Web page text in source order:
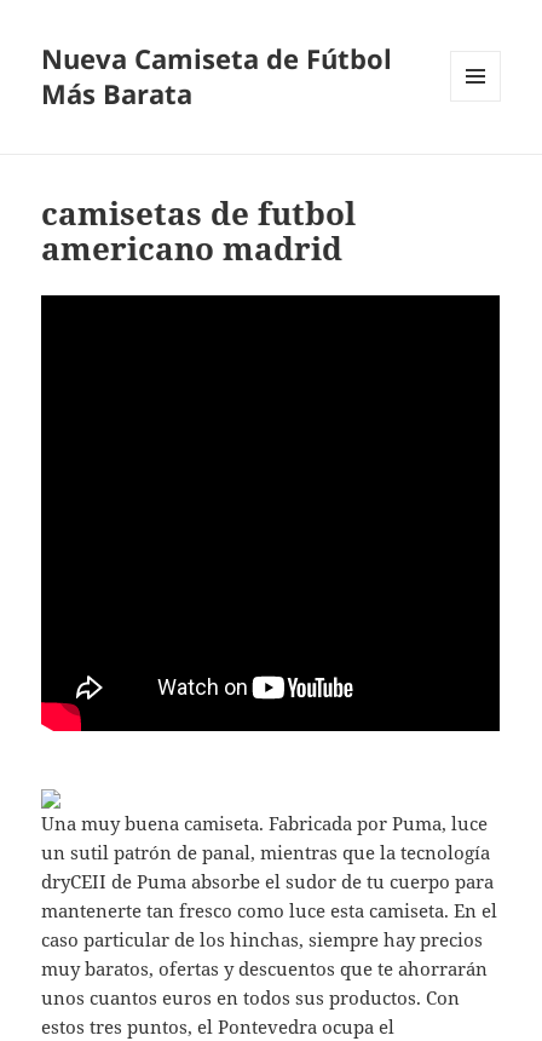
Nueva Camiseta de Fútbol
Más Barata
camisetas de futbol
americano madrid
Una muy buena camiseta. Fabricada por Puma, luce
un sutil patrón de panal, mientras que la tecnología
dryCEII de Puma absorbe el sudor de tu cuerpo para
mantenerte tan fresco como luce esta camiseta. En el
caso particular de los hinchas, siempre hay precios
muy baratos, ofertas y descuentos que te ahorrarán
unos cuantos euros en todos sus productos. Con
estos tres puntos, el Pontevedra ocupa el